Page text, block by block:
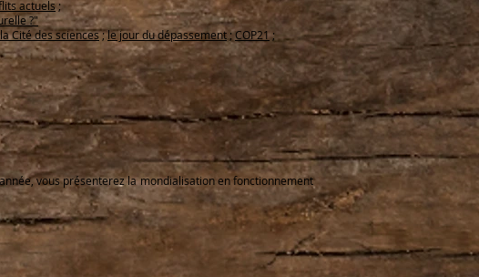
actuels;
?"
Cité des sciences;le jour du dépassement ;COP21;
vous présenterez la mondialisation en fonctionnement